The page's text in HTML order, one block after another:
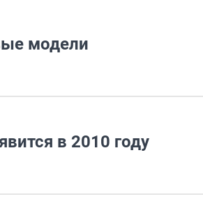
модели
в 2010 году